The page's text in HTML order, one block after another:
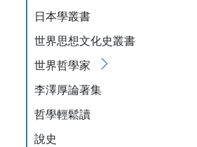
日本學叢書
世界思想文化史叢書
世界哲學家
李澤厚論著集
哲學輕鬆讀
說史